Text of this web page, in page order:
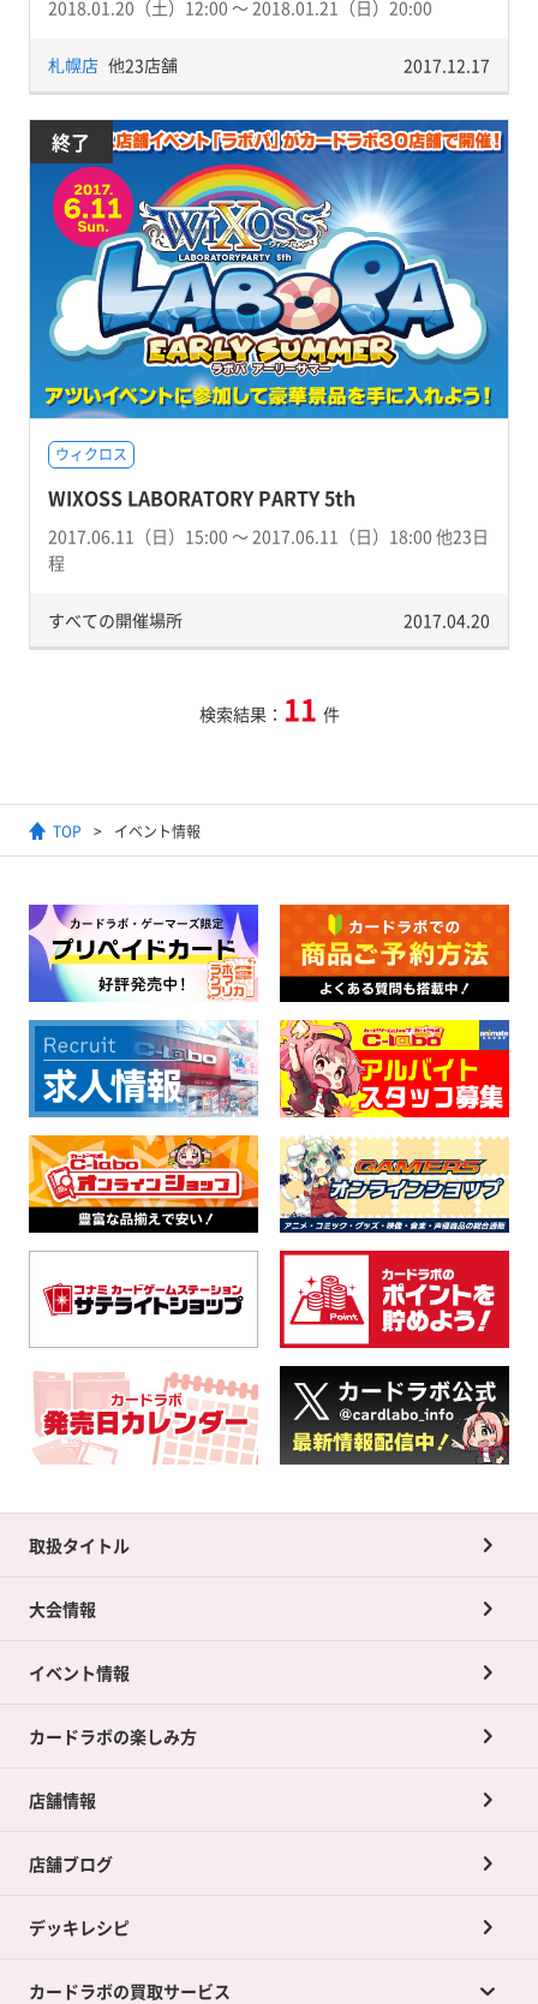
2018.01.20（土）12:00 〜 2018.01.21（日）20:00
札幌店 他23店舗 2017.12.17
終了
ウィクロス
WIXOSS LABORATORY PARTY 5th
2017.06.11（日）15:00 〜 2017.06.11（日）18:00 他23日
程
すべての開催場所 2017.04.20
検索結果： 11 件
TOP イベント情報
取扱タイトル
大会情報
イベント情報
カードラボの楽しみ方
店舗情報
店舗ブログ
デッキレシピ
カードラボの買取サービス